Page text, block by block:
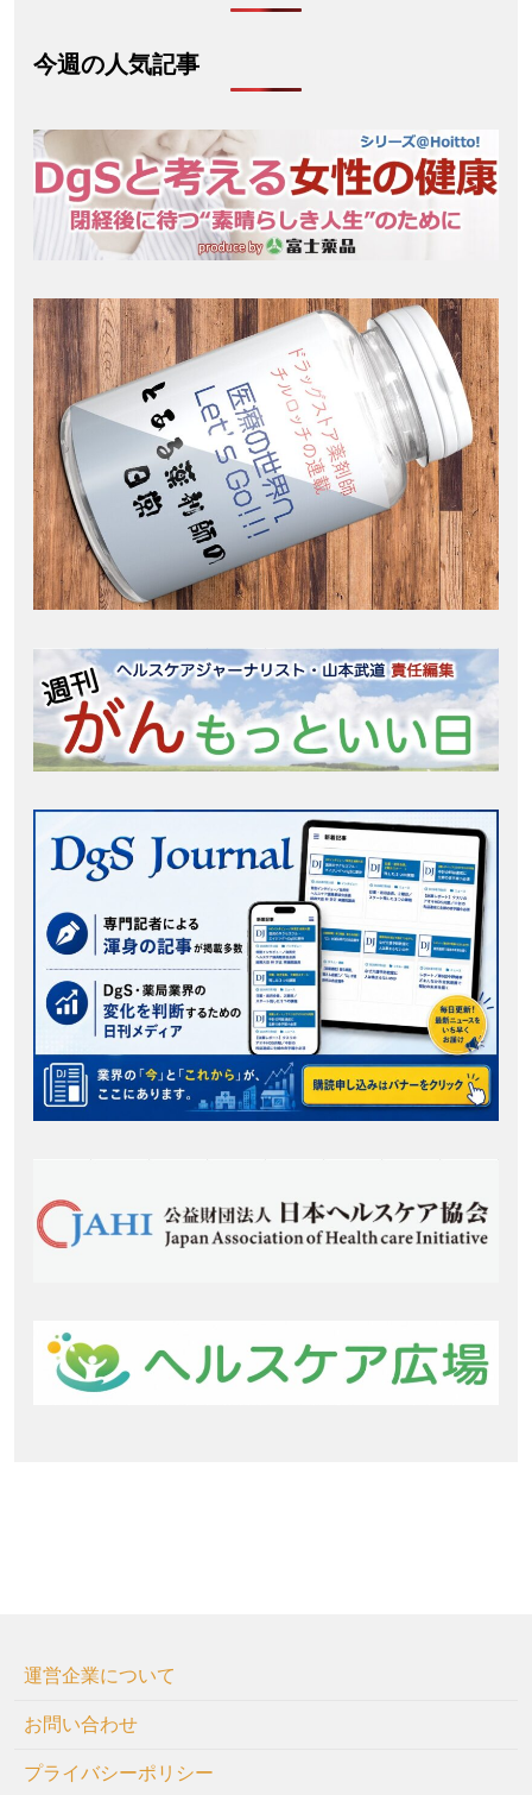
今週の人気記事
運営企業について
お問い合わせ
プライバシーポリシー